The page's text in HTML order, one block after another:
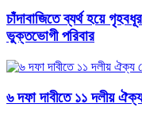
চাঁদাবাজিতে ব্যর্থ হয়ে
ভুক্তভোগী পরিবার
৬ দফা দাবীতে ১১ দলীয়